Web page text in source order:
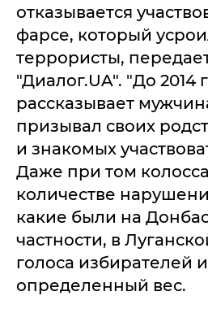
отказывается
фарсе, который
террористы,
"Диалог.UA". "До 2014
рассказывает
призывал своих
и знакомых
Даже при том
количестве
какие были на
частности, в
голоса избирателей
определенный вес.